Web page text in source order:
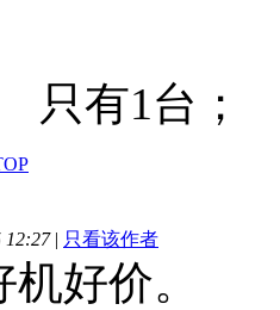
只有1台；
12:27| 只看该作者
好价。